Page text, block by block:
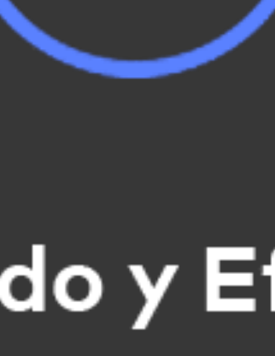
centralita tradicional inmediatamente, sin
necesidad de instalaciones. Aumenta o
disminuye extensiones según necesites.
Olvídate de las limitaciones técnicas.